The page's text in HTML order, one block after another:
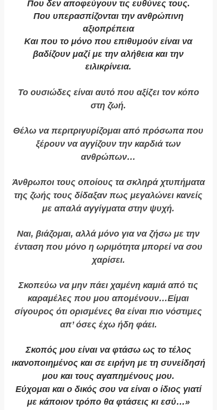
Που δεν αποφεύγουν τις ευθύνες τους.
Που υπερασπίζονται την ανθρώπινη
αξιοπρέπεια
Και που το μόνο που επιθυμούν είναι να
βαδίζουν μαζί με την αλήθεια και την
ειλικρίνεια.
Το ουσιώδες είναι αυτό που αξίζει τον κόπο
στη ζωή.
Θέλω να περιτριγυρίζομαι από πρόσωπα που
ξέρουν να αγγίζουν την καρδιά των
ανθρώπων…
Άνθρωποι τους οποίους τα σκληρά χτυπήματα
της ζωής τους δίδαξαν πως μεγαλώνει κανείς
με απαλά αγγίγματα στην ψυχή.
Ναι, βιάζομαι, αλλά μόνο για να ζήσω με την
ένταση που μόνο η ωριμότητα μπορεί να σου
χαρίσει.
Σκοπεύω να μην πάει χαμένη καμιά από τις
καραμέλες που μου απομένουν…Είμαι
σίγουρος ότι ορισμένες θα είναι πιο νόστιμες
απ’ όσες έχω ήδη φάει.
Σκοπός μου είναι να φτάσω ως το τέλος
ικανοποιημένος και σε ειρήνη με τη συνείδησή
μου και τους αγαπημένους μου.
Εύχομαι και ο δικός σου να είναι ο ίδιος γιατί
με κάποιον τρόπο θα φτάσεις κι εσύ…»